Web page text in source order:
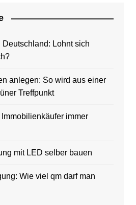
Deutschland: Lohnt sich
anlegen: So wird aus einer
Treffpunkt
immer
mit LED selber bauen
Wie viel qm darf man